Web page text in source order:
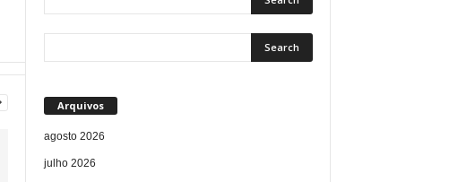
Arquivos
agosto 2026
julho 2026